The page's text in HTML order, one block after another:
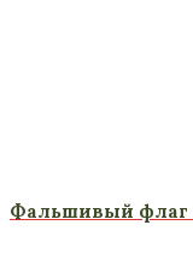
Фальшивый флаг